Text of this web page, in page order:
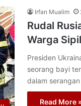
Irfan Mualim
Rudal
Warga
Presiden
seorang bayi
dalam
Read More